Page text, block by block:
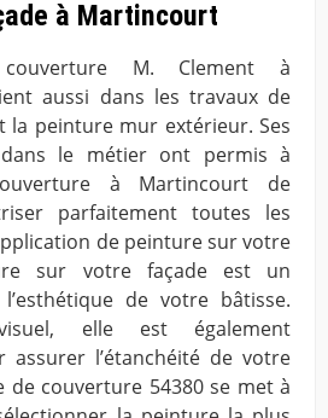
à Martincourt
couverture M. Clement à
aussi dans les travaux de
la peinture mur extérieur. Ses
dans le métier ont permis à
à Martincourt de
parfaitement toutes les
de peinture sur votre
sur votre façade est un
de votre bâtisse.
elle est également
assurer l’étanchéité de votre
de couverture 54380 se met à